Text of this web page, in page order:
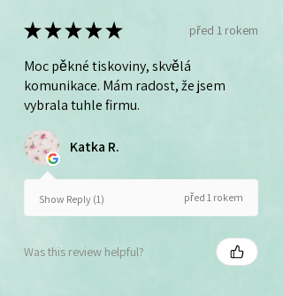
★★★★★ před 1 rokem
Moc pěkné tiskoviny, skvělá
komunikace. Mám radost, že jsem
vybrala tuhle firmu.
Katka R.
Show Reply (1) před 1 rokem
Was this review helpful?